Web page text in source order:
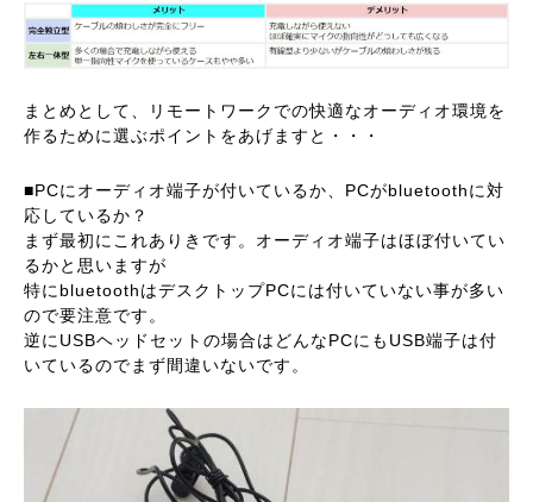
まとめとして、リモートワークでの快適なオーディオ環境を
作るために選ぶポイントをあげますと・・・
■PCにオーディオ端子が付いているか、PCがbluetoothに対
応しているか？
まず最初にこれありきです。オーディオ端子はほぼ付いてい
るかと思いますが
特にbluetoothはデスクトップPCには付いていない事が多い
ので要注意です。
逆にUSBヘッドセットの場合はどんなPCにもUSB端子は付
いているのでまず間違いないです。